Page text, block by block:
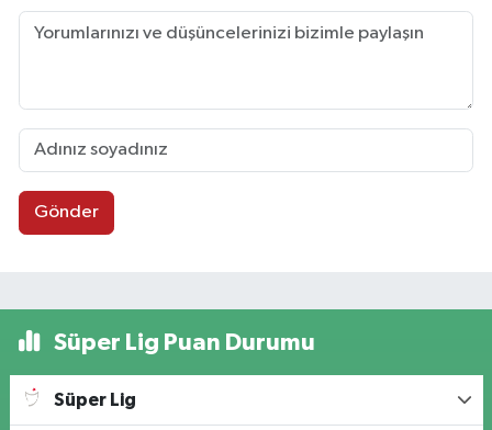
Gönder
Süper Lig Puan Durumu
Süper Lig